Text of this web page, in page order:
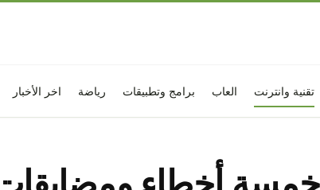
تقنية وانترنت العاب برامج وتطبيقات رياضة اخر الأخبار